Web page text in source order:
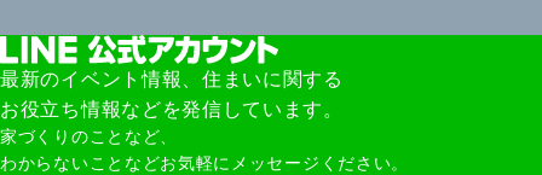
最新のイベント情報、住まいに関する
お役立ち情報などを発信しています。
家づくりのことなど、
わからないことなどお気軽にメッセージください。